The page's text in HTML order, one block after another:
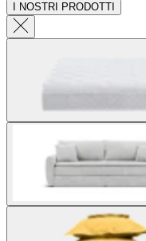
I NOSTRI PRODOTTI